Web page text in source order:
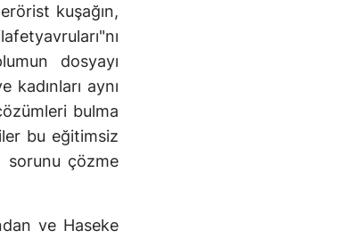
kuşağın,
dosyayı
aynı
bulma
bu eğitimsiz
sorunu çözme
ve Haseke